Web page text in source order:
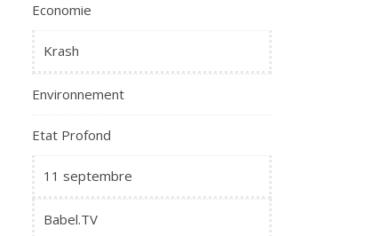
Economie
Krash
Environnement
Etat Profond
11 septembre
Babel.TV